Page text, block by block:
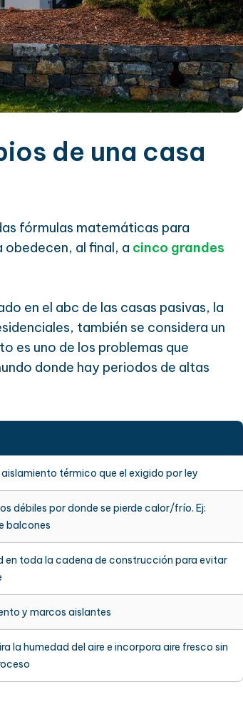
de una casa
fórmulas matemáticas para
obedecen, al final, a cinco grandes
en el abc de las casas pasivas, la
también se considera un
es uno de los problemas que
donde hay periodos de altas
térmico que el exigido por ley
débiles por donde se pierde calor/frío. Ej:
balcones
en toda la cadena de construcción para evitar
y marcos aislantes
la humedad del aire e incorpora aire fresco sin